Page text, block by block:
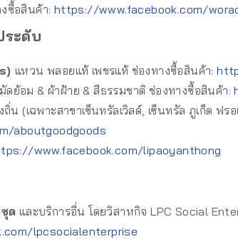
ซื้อสินค้า: https://www.facebook.com/
ระดับ
แหวน พลอยแท้ เพชรแท้ ช่องทางซื้อสินค้า:
ดย้อม & ผ้าฝ้าย & สีธรรมชาติ ช่องทางซื้อสินค้า:
(เฉพาะสาขาเซ็นทรัลเวิลด์, เซ็นทรัล ภูเก็ต ฟร
aboutgoodgoods
www.facebook.com/lipaoyanthong
ด และบริการอื่น โดยวิสาหกิจ LPC Social
lpcsocialenterprise